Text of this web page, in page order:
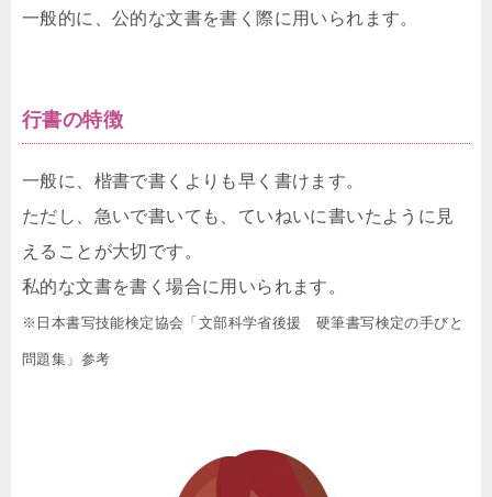
一般的に、公的な文書を書く際に用いられます。
行書の特徴
一般に、楷書で書くよりも早く書けます。
ただし、急いで書いても、ていねいに書いたように見
えることが大切です。
私的な文書を書く場合に用いられます。
※日本書写技能検定協会「文部科学省後援 硬筆書写検定の手びと
問題集」参考